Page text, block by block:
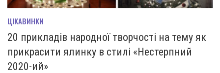
ЦІКАВИНКИ
20 прикладів народної творчості на тему як
прикрасити ялинку в стилі «Нестерпний
2020-ий»